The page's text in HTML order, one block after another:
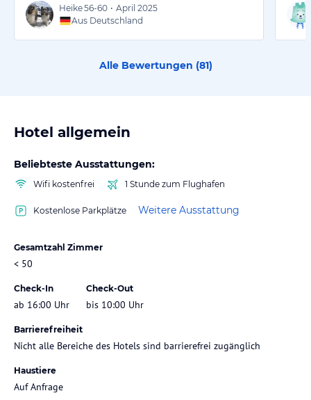
Heike56-60 • April 2025
Aus Deutschland
Alle Bewertungen (81)
Hotel allgemein
Beliebteste Ausstattungen:
Wifi kostenfrei 1 Stunde zum Flughafen
Kostenlose Parkplätze Weitere Ausstattung
Gesamtzahl Zimmer
< 50
Check-In
ab 16:00 Uhr
Check-Out
bis 10:00 Uhr
Barrierefreiheit
Nicht alle Bereiche des Hotels sind barrierefrei zugänglich
Haustiere
Auf Anfrage